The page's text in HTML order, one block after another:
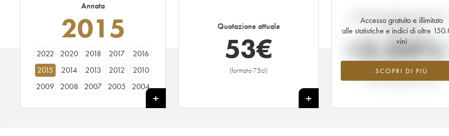
Annata
2015
2022 2020 2018 2017
2016
2015
2014 2013 2012
2010
2009
2008 2007 2005
2004
Quotazione attuale
53€
(formato 75cl)
+
Accesso gratuito e illimitato
alle statistiche e indici di oltre
vini
SCOPRI DI PIÙ
Andamento della quotazione
tempo reale
+2.04%
Valore in aumento per l'annata
nel 2026 rispetto al 2025